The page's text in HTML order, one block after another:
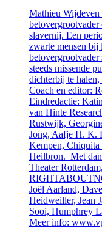
Mathieu Wijdeven
slavernij. Een
zwarte mensen
betovergrootvader
steeds missende
dichterbij te
Coach en editor:
Eindredactie:
van Hinte
Rustwijk,
Jong, Aafje H. K.
Kempen,
Heilbron. Met
Theater
Joël Aarland,
Heidweiller, Jean
Sooi, Humphrey
Meer info: